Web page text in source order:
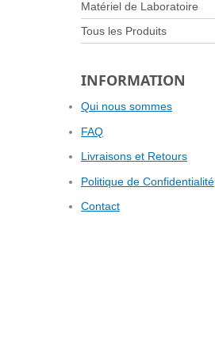
Matériel de Laboratoire
Tous les Produits
INFORMATION
Qui nous sommes
FAQ
Livraisons et Retours
Politique de Confidentialité
Contact